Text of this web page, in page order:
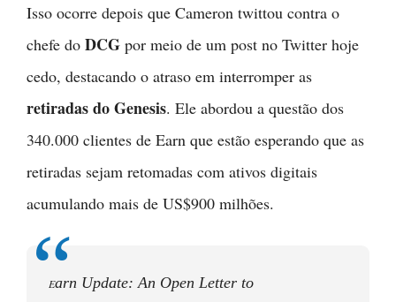
Isso ocorre depois que Cameron twittou contra o
chefe do DCG por meio de um post no Twitter hoje
cedo, destacando o atraso em interromper as
retiradas do Genesis. Ele abordou a questão dos
340.000 clientes de Earn que estão esperando que as
retiradas sejam retomadas com ativos digitais
acumulando mais de US$900 milhões.
Earn Update: An Open Letter to